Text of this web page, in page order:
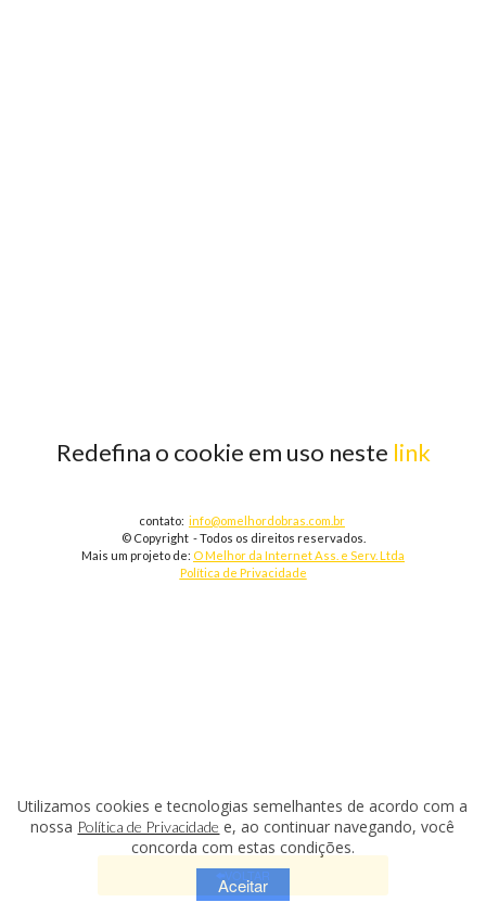
Redefina o cookie em uso neste link
contato: info@omelhordobras.com.br
© Copyright - Todos os direitos reservados.
Mais um projeto de: O Melhor da Internet Ass. e Serv. Ltda
Política de Privacidade
VOLTAR
Utilizamos cookies e tecnologias semelhantes de acordo com a
nossa Política de Privacidade e, ao continuar navegando, você
concorda com estas condições.
Aceitar